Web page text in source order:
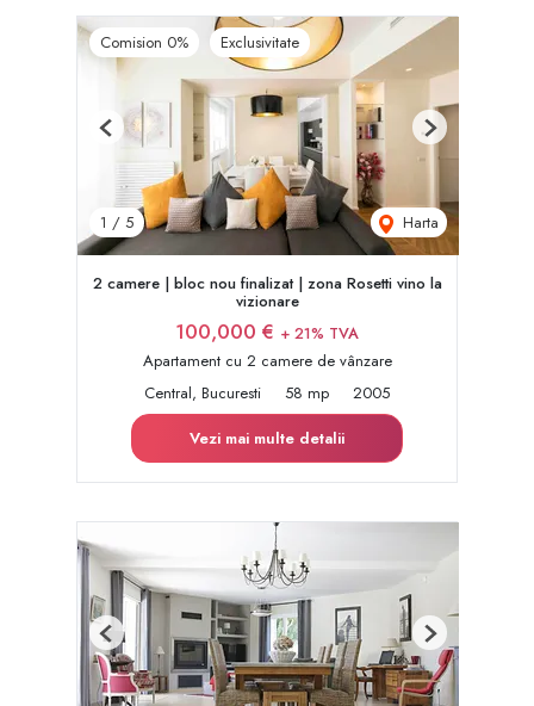
Comision 0% Exclusivitate
1 / 5 Harta
Previous Next
2 camere | bloc nou finalizat | zona Rosetti vino la
vizionare
100,000 € + 21% TVA
Apartament cu 2 camere de vânzare
Central, Bucuresti
58 mp
2005
Vezi mai multe detalii
Previous Next